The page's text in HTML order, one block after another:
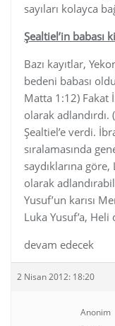
sayıları kolayca
Şealtiel’in babası
Bazı kayıtlar,
bedeni babası
Matta 1:12) Fakat
olarak adlandırdı.
Şealtiel’e verdi.
sıralamasında
saydıklarına
olarak
Yusuf’un karısı
Luka Yusuf’a,
devam edecek
2 Nisan 2012: 18:20
Anonim